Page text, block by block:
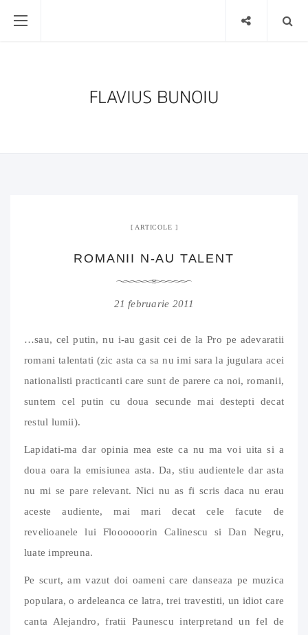
ARTICOLE
ROMANII N-AU TALENT
21 februarie 2011
…sau, cel putin, nu i-au gasit cei de la Pro pe adevaratii
romani talentati (zic asta ca sa nu imi sara la jugulara acei
nationalisti practicanti care sunt de parere ca noi, romanii,
suntem cel putin cu doua secunde mai destepti decat
restul lumii).
Lapidati-ma dar opinia mea este ca nu ma voi uita si a
doua oara la emisiunea asta. Da, stiu audientele dar asta
nu mi se pare relevant. Nici nu as fi scris daca nu erau
aceste audiente, mai mari decat cele facute de
revelioanele lui Floooooorin Calinescu si Dan Negru,
luate impreuna.
Pe scurt, am vazut doi oameni care danseaza pe muzica
populara, o ardeleanca ce latra, trei travestiti, un idiot care
canta Alejandro, fratii Paunescu interpretand un fel de